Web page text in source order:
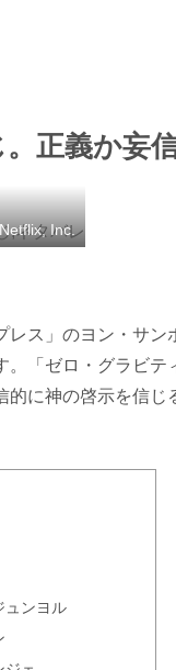
正義か妄
Inc.
レス」のヨン・サ
「ゼロ・グラビテ
に神の啓示を信じ
ュンヨル